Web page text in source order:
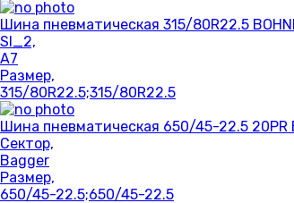
Шина пневматическая 315/80R22.5
SI_2,
A7
Размер,
315/80R22.5;315/80R22.5
Шина пневматическая 650/45-22.5 20PR
Сектор,
Bagger
Размер,
650/45-22.5;650/45-22.5